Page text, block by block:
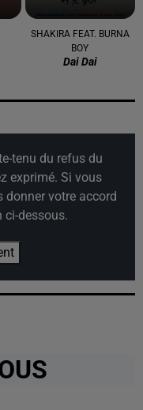
SHAKIRA FEAT. BURNA
BOY
Dai Dai
tenu du refus du
exprimé. Si vous
donner votre accord
ci-dessous.